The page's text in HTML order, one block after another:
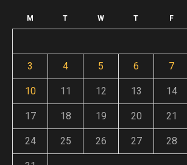
M T W T F
3 4 5 6 7
10 11 12 13 14
17 18 19 20 21
24 25 26 27 28